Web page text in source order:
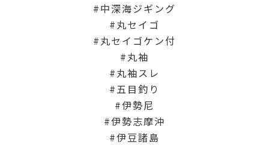
中深海ジギング
丸セイゴ
丸セイゴケン付
丸袖
丸袖スレ
五目釣り
伊勢尼
伊勢志摩沖
伊豆諸島